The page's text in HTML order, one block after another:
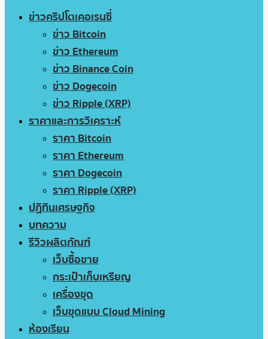
ข่าวคริปโตเคอเรนซี่
ข่าว Bitcoin
ข่าว Ethereum
ข่าว Binance Coin
ข่าว Dogecoin
ข่าว Ripple (XRP)
ราคาและการวิเคราะห์
ราคา Bitcoin
ราคา Ethereum
ราคา Dogecoin
ราคา Ripple (XRP)
ปฏิทินเศรษฐกิจ
บทความ
รีวิวผลิตภัณฑ์
เว็บซื้อขาย
กระเป๋าเก็บเหรียญ
เครื่องขุด
เว็บขุดแบบ Cloud Mining
ห้องเรียน